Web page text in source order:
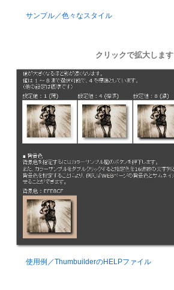
サンプル／色々なスタイル
クリックで拡大します
使用例／ThumbuilderのHELPファイル